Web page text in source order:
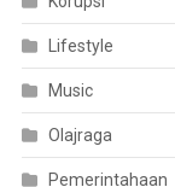
Lifestyle
Music
Olajraga
Pemerintahaan